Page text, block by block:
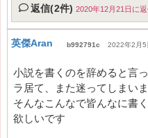
返信(2件) 2020年12月21日に返
英傑Aran b992791c 2022年2月5
小説を書くのを辞めると言
ラ居て、また迷ってしまいま
そんなこんなで皆んなに書
欲しいです